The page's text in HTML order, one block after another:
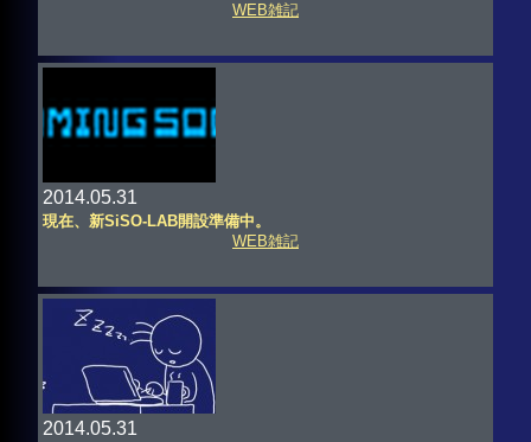
WEB雑記
2014.05.31
現在、新SiSO-LAB開設準備中。
WEB雑記
2014.05.31